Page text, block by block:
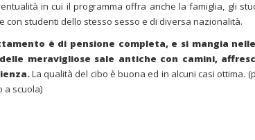
in cui il programma offra anche la famiglia, gli
con studenti dello stesso sesso e di diversa nazionalità.
è di pensione completa, e si mangia
meravigliose sale antiche con camini,
La qualità del cibo è buona ed in alcuni casi ottima.
a scuola)